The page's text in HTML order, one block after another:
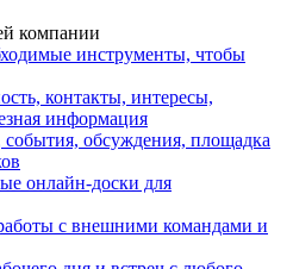
компании
инструменты, чтобы
контакты, интересы,
информация
обсуждения, площадка
онлайн-доски для
с внешними командами и